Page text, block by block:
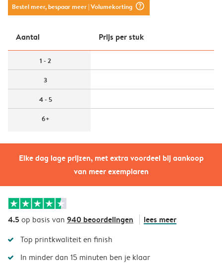
Elke dag lage prijzen, met extra voordeel bij aankoop
van meer exemplaren
Bestel meer, bespaar meer| Volumekorting question_mark_circle
Aantal Prijs per stuk
1 - 2
3
4 - 5
6+
4.5op basis van 940 beoordelingen lees meer
Top printkwaliteit en finish
In minder dan 15 minuten ben je klaar